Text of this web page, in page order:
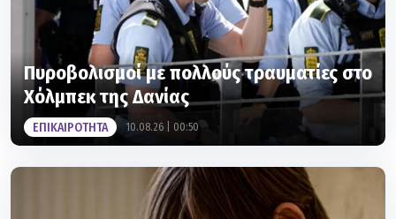
Πυροβολισμοί με πολλούς τραυματίες στο
Χόλμπεκ της Δανίας
ΕΠΙΚΑΙΡΟΤΗΤΑ 10.08.26 | 00:50